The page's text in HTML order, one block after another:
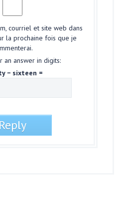
courriel et site web dans
la prochaine fois que je
an answer in digits:
− sixteen =